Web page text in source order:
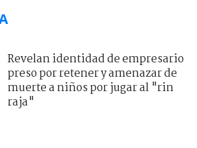
Revelan identidad de empresario
preso por retener y amenazar de
muerte a niños por jugar al "rin
raja"